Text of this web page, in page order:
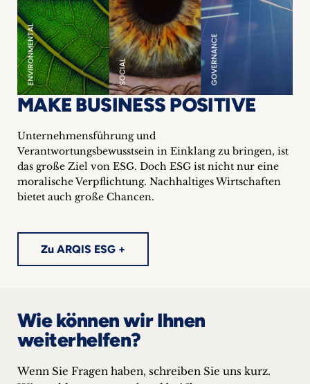
MAKE BUSINESS POSITIVE
Unternehmensführung und
Verantwortungsbewusstsein in Einklang zu bringen, ist
das große Ziel von ESG. Doch ESG ist nicht nur eine
moralische Verpflichtung. Nachhaltiges Wirtschaften
bietet auch große Chancen.
Zu ARQIS ESG +
Wie können wir Ihnen
weiterhelfen?
Wenn Sie Fragen haben, schreiben Sie uns kurz.